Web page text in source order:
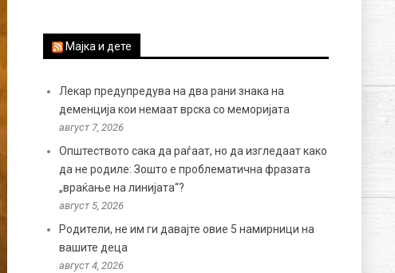
Мајка и дете
Лекар предупредува на два рани знака на
деменција кои немаат врска со меморијата
август 7, 2026
Општеството сака да раѓаат, но да изгледаат како
да не родиле: Зошто е проблематична фразата
„враќање на линијата“?
август 5, 2026
Родители, не им ги давајте овие 5 намирници на
вашите деца
август 4, 2026